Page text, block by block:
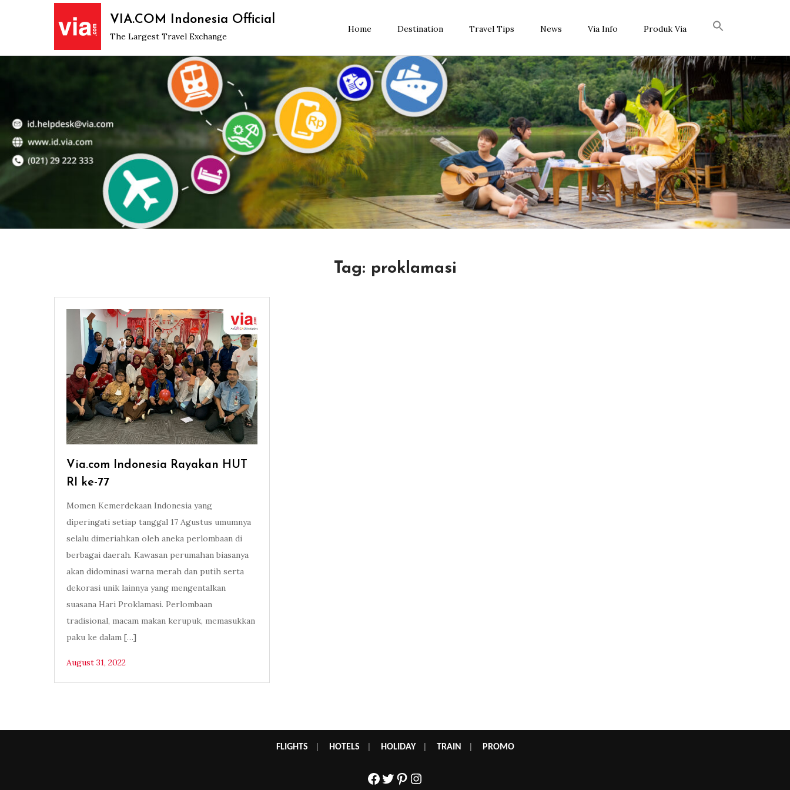
VIA.COM Indonesia Official
The Largest Travel Exchange
Home Destination Travel Tips News Via Info Produk Via
Tag: proklamasi
Via.com Indonesia Rayakan HUT
RI ke-77
Momen Kemerdekaan Indonesia yang
diperingati setiap tanggal 17 Agustus umumnya
selalu dimeriahkan oleh aneka perlombaan di
berbagai daerah. Kawasan perumahan biasanya
akan didominasi warna merah dan putih serta
dekorasi unik lainnya yang mengentalkan
suasana Hari Proklamasi. Perlombaan
tradisional, macam makan kerupuk, memasukkan
paku ke dalam […]
August 31, 2022
FLIGHTS HOTELS HOLIDAY| TRAIN PROMO
Facebook
Twitter
Pinterest
Instagram